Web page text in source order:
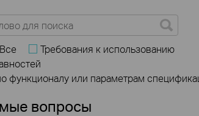
Все
Требования к использованию
функционалу или параметрам
вопросы